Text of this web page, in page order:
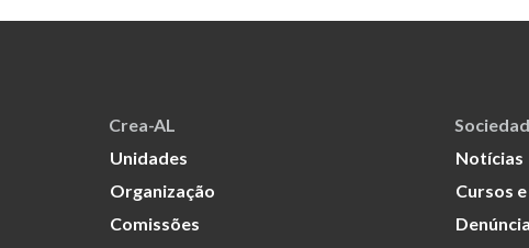
Crea-AL
Unidades
Organização
Comissões
Notícias
Cursos
Denúncia